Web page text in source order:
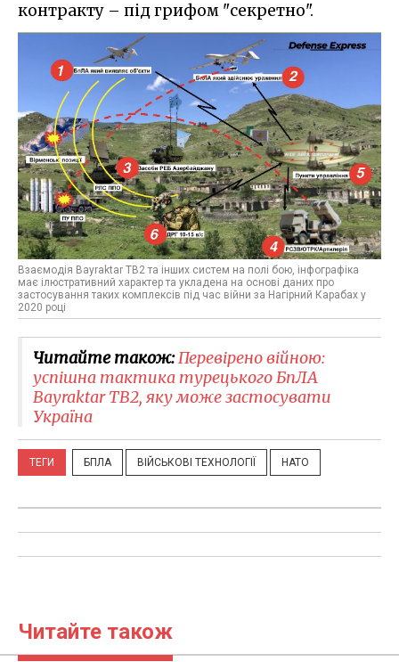
контракту – під грифом "секретно".
Взаємодія Bayraktar TB2 та інших систем на полі бою, інфографіка
має ілюстративний характер та укладена на основі даних про
застосування таких комплексів під час війни за Нагірний Карабах у
2020 році
Читайте також:Перевірено війною:
успішна тактика турецького БпЛА
Bayraktar TB2, яку може застосувати
Україна
ТЕГИ БПЛА ВІЙСЬКОВІ ТЕХНОЛОГІЇ НАТО
Читайте також